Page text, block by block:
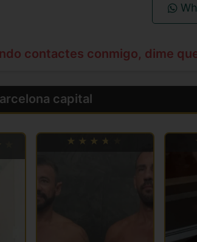
contactes conmigo, dime
capital